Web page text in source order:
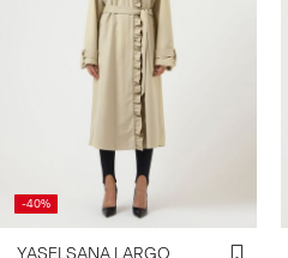
-40%
YASELSANA LARGO